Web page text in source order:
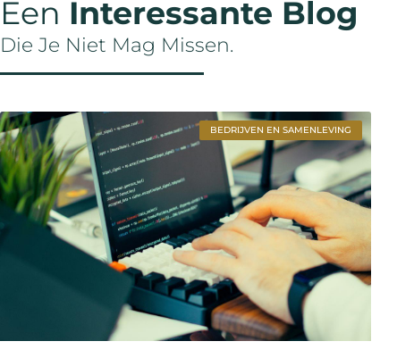
Een Interessante Blog
Die Je Niet Mag Missen.
BEDRIJVEN EN SAMENLEVING